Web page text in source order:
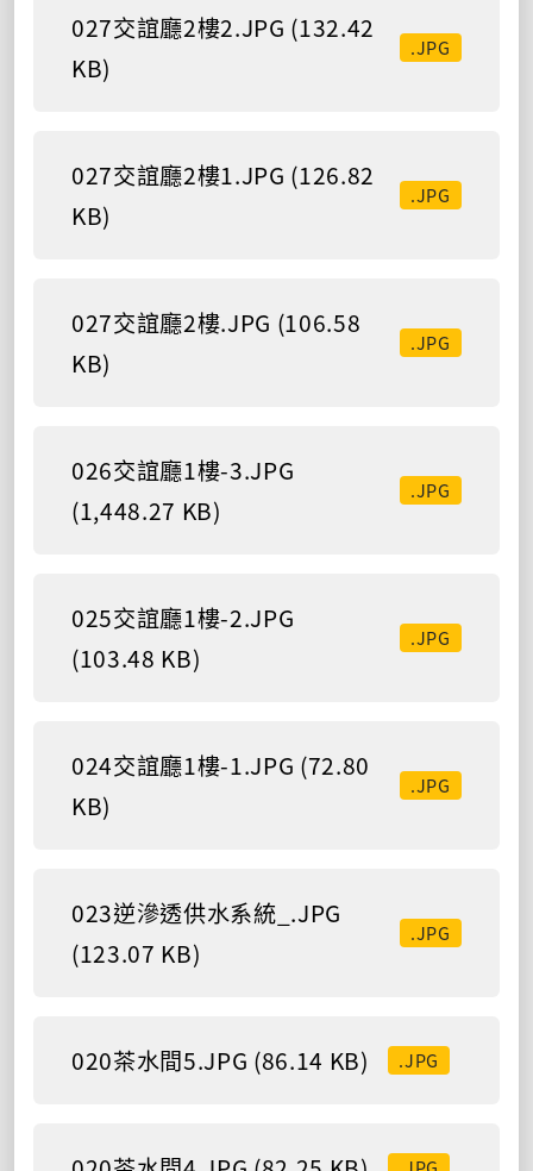
027交誼廳2樓2.JPG (132.42
KB)
.JPG
027交誼廳2樓1.JPG (126.82
KB)
.JPG
027交誼廳2樓.JPG (106.58
KB)
.JPG
026交誼廳1樓-3.JPG
(1,448.27 KB)
.JPG
025交誼廳1樓-2.JPG
(103.48 KB)
.JPG
024交誼廳1樓-1.JPG (72.80
KB)
.JPG
023逆滲透供水系統_.JPG
(123.07 KB)
.JPG
020茶水間5.JPG (86.14 KB) .JPG